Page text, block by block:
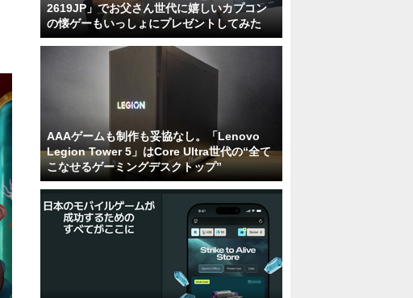
2619JP」でお父さん世代に嬉しいカプコン
の懐ゲーもいっしょにプレゼントしてみた
AAAゲームも制作も妥協なし。「Lenovo
Legion Tower 5」はCore Ultra世代の“全て
こなせるゲーミングデスクトップ”